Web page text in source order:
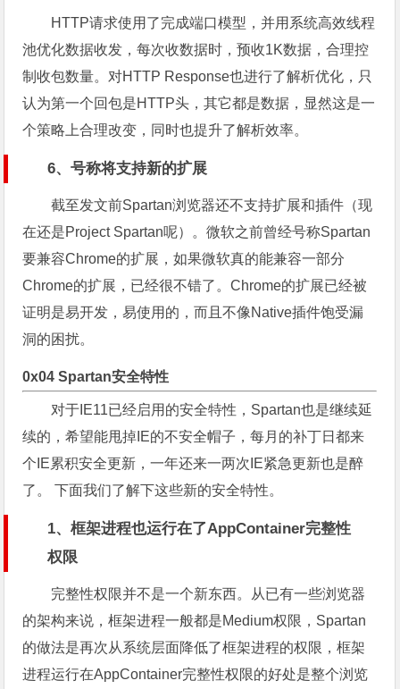
HTTP请求使用了完成端口模型，并用系统高效线程
池优化数据收发，每次收数据时，预收1K数据，合理控
制收包数量。对HTTP Response也进行了解析优化，只
认为第一个回包是HTTP头，其它都是数据，显然这是一
个策略上合理改变，同时也提升了解析效率。
6、号称将支持新的扩展
截至发文前Spartan浏览器还不支持扩展和插件（现
在还是Project Spartan呢）。微软之前曾经号称Spartan
要兼容Chrome的扩展，如果微软真的能兼容一部分
Chrome的扩展，已经很不错了。Chrome的扩展已经被
证明是易开发，易使用的，而且不像Native插件饱受漏
洞的困扰。
0x04 Spartan安全特性
对于IE11已经启用的安全特性，Spartan也是继续延
续的，希望能甩掉IE的不安全帽子，每月的补丁日都来
个IE累积安全更新，一年还来一两次IE紧急更新也是醉
了。 下面我们了解下这些新的安全特性。
1、框架进程也运行在了AppContainer完整性
权限
完整性权限并不是一个新东西。从已有一些浏览器
的架构来说，框架进程一般都是Medium权限，Spartan
的做法是再次从系统层面降低了框架进程的权限，框架
进程运行在AppContainer完整性权限的好处是整个浏览